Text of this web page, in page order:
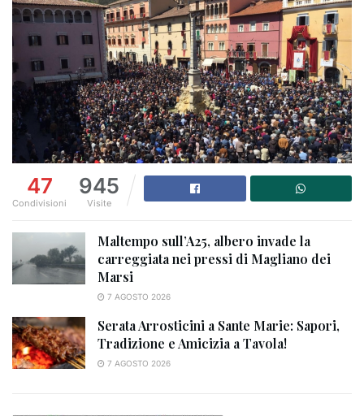
47
Condivisioni
945
Visite
Maltempo sull’A25, albero invade la
carreggiata nei pressi di Magliano dei
Marsi
7 AGOSTO 2026
Serata Arrosticini a Sante Marie: Sapori,
Tradizione e Amicizia a Tavola!
7 AGOSTO 2026